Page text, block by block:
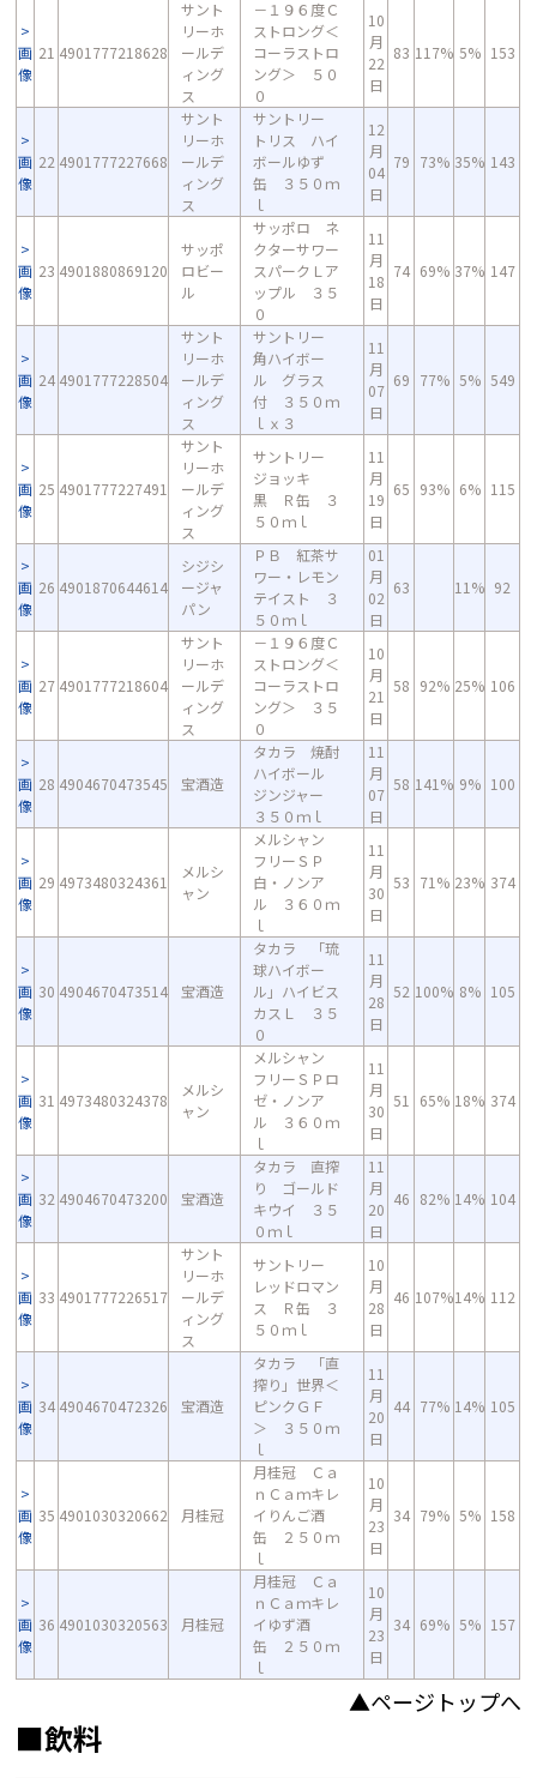
画
像
21 4901777218628
サント
リーホ
ールデ
ィング
ス
－１９６度Ｃ
ストロング＜
コーラストロ
ング＞ ５０
０
10
月
22
日
83 117% 5% 153
画
像
22 4901777227668
サント
リーホ
ールデ
ィング
ス
サントリー
トリス ハイ
ボールゆず
缶 ３５０ｍ
ｌ
12
月
04
日
79 73% 35% 143
画
像
23 4901880869120
サッポ
ロビー
ル
サッポロ ネ
クターサワー
スパークＬア
ップル ３５
０
11
月
18
日
74 69% 37% 147
画
像
24 4901777228504
サント
リーホ
ールデ
ィング
ス
サントリー
角ハイボー
ル グラス
付 ３５０ｍ
ｌｘ３
11
月
07
日
69 77% 5% 549
画
像
25 4901777227491
サント
リーホ
ールデ
ィング
ス
サントリー
ジョッキ
黒 Ｒ缶 ３
５０ｍｌ
11
月
19
日
65 93% 6% 115
画
像
26 4901870644614
シジシ
ージャ
パン
ＰＢ 紅茶サ
ワー・レモン
テイスト ３
５０ｍｌ
01
月
02
日
63 11% 92
画
像
27 4901777218604
サント
リーホ
ールデ
ィング
ス
－１９６度Ｃ
ストロング＜
コーラストロ
ング＞ ３５
０
10
月
21
日
58 92% 25% 106
画
像
28 4904670473545 宝酒造
タカラ 焼酎
ハイボール
ジンジャー
３５０ｍｌ
11
月
07
日
58 141% 9% 100
画
像
29 4973480324361
メルシ
ャン
メルシャン
フリーＳＰ
白・ノンア
ル ３６０ｍ
ｌ
11
月
30
日
53 71% 23% 374
画
像
30 4904670473514 宝酒造
タカラ 「琉
球ハイボー
ル」ハイビス
カスＬ ３５
０
11
月
28
日
52 100% 8% 105
画
像
31 4973480324378
メルシ
ャン
メルシャン
フリーＳＰロ
ゼ・ノンア
ル ３６０ｍ
ｌ
11
月
30
日
51 65% 18% 374
画
像
32 4904670473200 宝酒造
タカラ 直搾
り ゴールド
キウイ ３５
０ｍｌ
11
月
20
日
46 82% 14% 104
画
像
33 4901777226517
サント
リーホ
ールデ
ィング
ス
サントリー
レッドロマン
ス Ｒ缶 ３
５０ｍｌ
10
月
28
日
46 107%14% 112
画
像
34 4904670472326 宝酒造
タカラ 「直
搾り」世界＜
ピンクＧＦ
＞ ３５０ｍ
ｌ
11
月
20
日
44 77% 14% 105
画
像
35 4901030320662 月桂冠
月桂冠 Ｃａ
ｎＣａｍキレ
イりんご酒
缶 ２５０ｍ
ｌ
10
月
23
日
34 79% 5% 158
画
像
36 4901030320563 月桂冠
月桂冠 Ｃａ
ｎＣａｍキレ
イゆず酒
缶 ２５０ｍ
ｌ
10
月
23
日
34 69% 5% 157
▲ページトップへ
■飲料